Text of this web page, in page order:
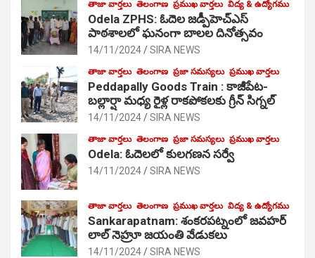
తాజా వార్తలు తెలంగాణ ప్రముఖ వార్తలు విద్య & ఉద్యోగము
Odela ZPHS: ఓదెల జ‌డ్పీహెచ్ఎస్
పాఠ‌శాల‌లో ఘనంగా బాలల దినోత్సవం
14/11/2024 SIRA NEWS
తాజా వార్తలు తెలంగాణ ప్రజా సమస్యలు ప్రముఖ వార్తలు
Peddapally Goods Train : కాజీపేట-
బల్లార్షా మధ్య రైళ్ల రాకపోకలకు గ్రీన్ సిగ్నల్
14/11/2024 SIRA NEWS
తాజా వార్తలు తెలంగాణ ప్రజా సమస్యలు ప్రముఖ వార్తలు
Odela: ఓదెలలో కులగణన సర్వే
14/11/2024 SIRA NEWS
తాజా వార్తలు తెలంగాణ ప్రముఖ వార్తలు విద్య & ఉద్యోగము
Sankarapatnam: శంకరపట్నంలో జవహర్
లాల్ నెహ్రూ జయంతి వేడుకలు
14/11/2024 SIRA NEWS